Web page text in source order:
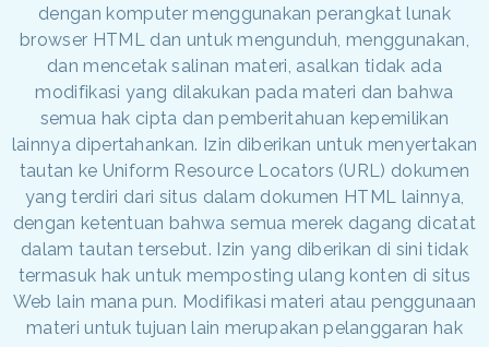
dengan komputer menggunakan perangkat lunak
browser HTML dan untuk mengunduh, menggunakan,
dan mencetak salinan materi, asalkan tidak ada
modifikasi yang dilakukan pada materi dan bahwa
semua hak cipta dan pemberitahuan kepemilikan
lainnya dipertahankan. Izin diberikan untuk menyertakan
tautan ke Uniform Resource Locators (URL) dokumen
yang terdiri dari situs dalam dokumen HTML lainnya,
dengan ketentuan bahwa semua merek dagang dicatat
dalam tautan tersebut. Izin yang diberikan di sini tidak
termasuk hak untuk memposting ulang konten di situs
Web lain mana pun. Modifikasi materi atau penggunaan
materi untuk tujuan lain merupakan pelanggaran hak